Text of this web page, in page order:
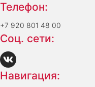
Телефон:
+7 920 801 48 00
Соц. сети:
Навигация: